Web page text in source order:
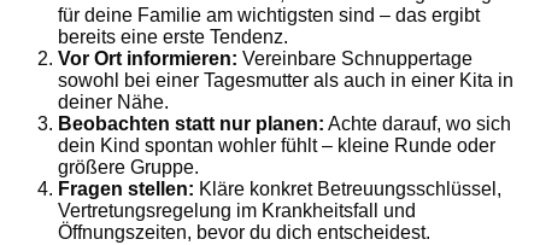
für deine Familie am wichtigsten sind – das ergibt
bereits eine erste Tendenz.
Vor Ort informieren: Vereinbare Schnuppertage
sowohl bei einer Tagesmutter als auch in einer Kita in
deiner Nähe.
Beobachten statt nur planen: Achte darauf, wo sich
dein Kind spontan wohler fühlt – kleine Runde oder
größere Gruppe.
Fragen stellen: Kläre konkret Betreuungsschlüssel,
Vertretungsregelung im Krankheitsfall und
Öffnungszeiten, bevor du dich entscheidest.